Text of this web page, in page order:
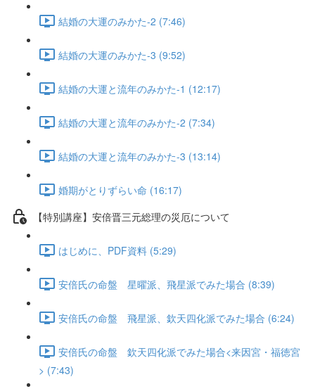
結婚の大運のみかた-2 (7:46)
結婚の大運のみかた-3 (9:52)
結婚の大運と流年のみかた-1 (12:17)
結婚の大運と流年のみかた-2 (7:34)
結婚の大運と流年のみかた-3 (13:14)
婚期がとりずらい命 (16:17)
【特別講座】安倍晋三元総理の災厄について
はじめに、PDF資料 (5:29)
安倍氏の命盤 星曜派、飛星派でみた場合 (8:39)
安倍氏の命盤 飛星派、欽天四化派でみた場合 (6:24)
安倍氏の命盤 欽天四化派でみた場合<来因宮・福徳宮
> (7:43)